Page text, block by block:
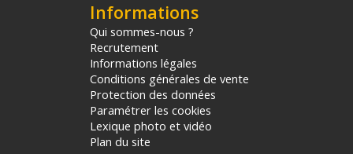
Informations
Qui sommes-nous ?
Recrutement
Informations légales
Conditions générales de vente
Protection des données
Paramétrer les cookies
Lexique photo et vidéo
Plan du site